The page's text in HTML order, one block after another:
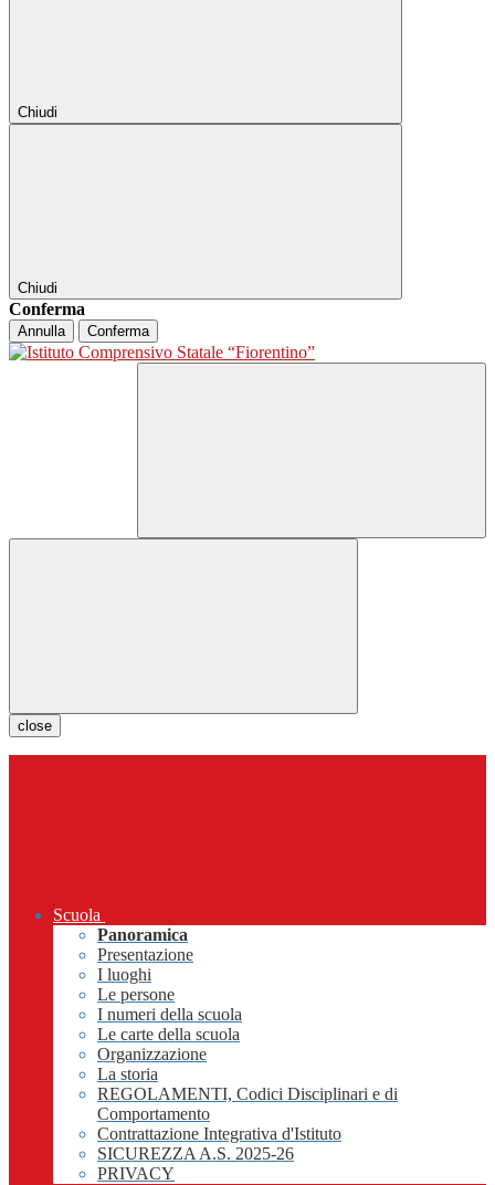
Chiudi
Chiudi
Conferma
Annulla Conferma
close
Scuola
Panoramica
Presentazione
I luoghi
Le persone
I numeri della scuola
Le carte della scuola
Organizzazione
La storia
REGOLAMENTI, Codici Disciplinari e di
Comportamento
Contrattazione Integrativa d'Istituto
SICUREZZA A.S. 2025-26
PRIVACY